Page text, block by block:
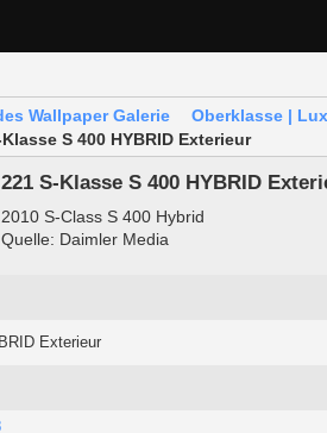
Wallpaper Galerie
Oberklasse |
S 400 HYBRID Exterieur
221 S-Klasse S 400 HYBRID
2010 S-Class S 400 Hybrid
Quelle: Daimler Media